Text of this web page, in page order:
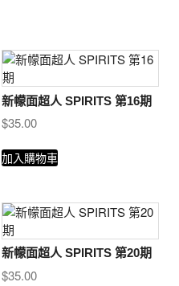
新幪面超人 SPIRITS 第16期
$35.00
加入購物車
新幪面超人 SPIRITS 第20期
$35.00